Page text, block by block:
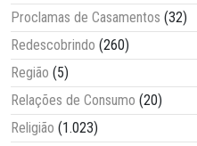
Proclamas de Casamentos (32)
Redescobrindo (260)
Região (5)
Relações de Consumo (20)
Religião (1.023)